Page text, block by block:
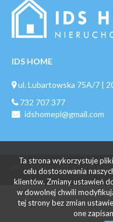
IDS HOME
ul. Lubartowska 75A/7 |
732 707 377
idshomepl@gmail.com
PROGRAM DLA BIUR
Ta strona wykorzystuje
celu dostosowania
klientów. Zmiany ustawień
w dowolnej chwili
tej strony bez zmian
one